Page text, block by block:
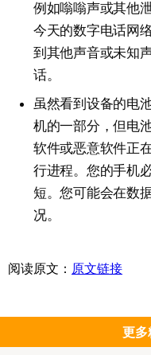
例如嗡嗡声或其他
今天的数字电话网
到其他声音或未知
话。
虽然看到设备的电
机的一部分，但电
软件或恶意软件正
行进程。您的手机
短。您可能会在数
况。
阅读原文： 原文链接
更